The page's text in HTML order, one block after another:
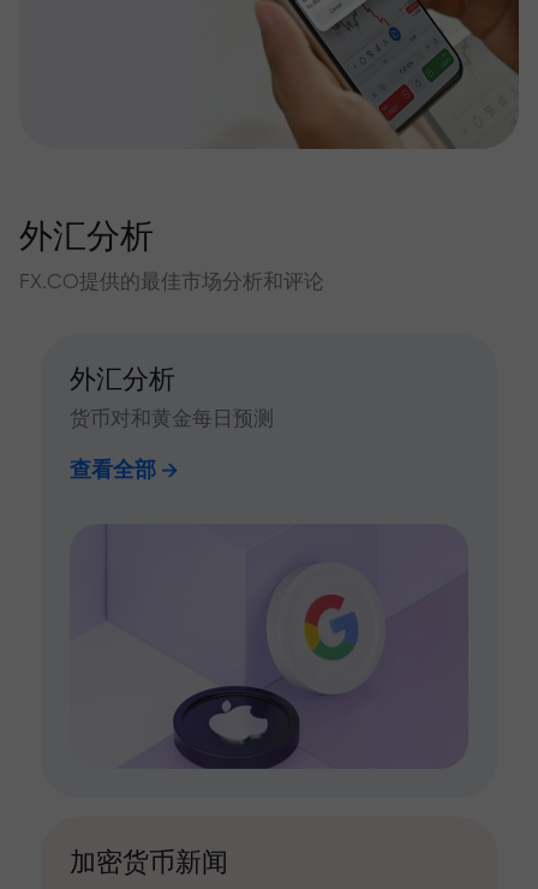
外汇分析
FX.CO提供的最佳市场分析和评论
外汇分析
货币对和黄金每日预测
查看全部
加密货币新闻